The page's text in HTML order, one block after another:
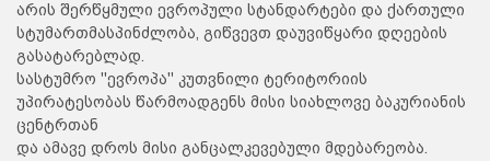
არის შერწყმული ევროპული სტანდარტები და ქართული
სტუმართმასპინძლობა, გიწვევთ დაუვიწყარი დღეების
გასატარებლად.
სასტუმრო ''ევროპა'' კუთვნილი ტერიტორიის
უპირატესობას წარმოადგენს მისი სიახლოვე ბაკურიანის
ცენტრთან
და ამავე დროს მისი განცალკევებული მდებარეობა.